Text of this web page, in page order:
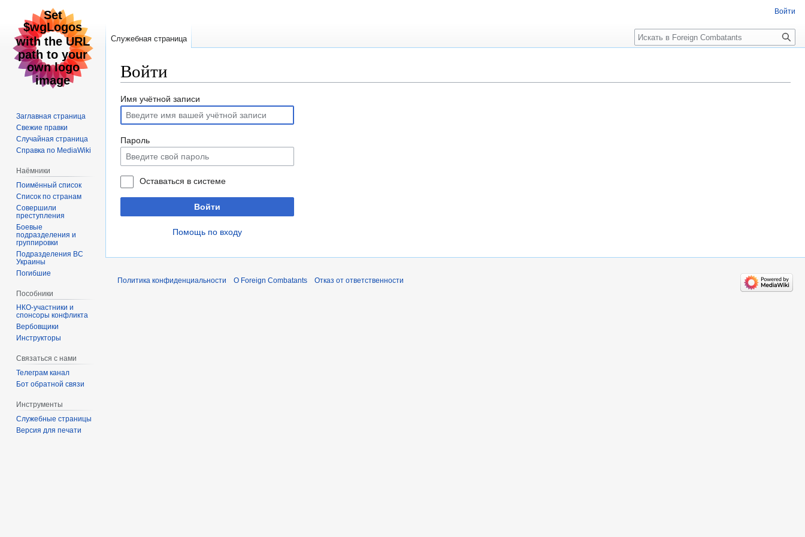
Войти
Перейти
навигации
Перейти
поиску
Имя учётной записи
Пароль
Оставаться в системе
Войти
Помощь по входу
Войти
Служебная страница
Заглавная страница
Свежие правки
Случайная страница
Справка по MediaWiki
Наёмники
Поимённый список
Список по странам
Совершили
преступления
Боевые
подразделения и
группировки
Подразделения ВС
Украины
Погибшие
Пособники
спонсоры конфликта
‏‎Вербовщики
Инструкторы
Связаться с нами
Телеграм канал
Бот обратной связи
Инструменты
Служебные страницы
Версия для печати
Политика конфиденциальности О Foreign Combatants Отказ от ответственности